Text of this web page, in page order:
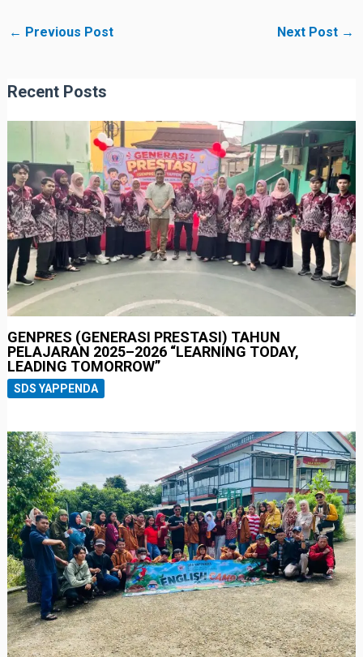
← Previous Post Next Post →
Recent Posts
GENPRES (GENERASI PRESTASI) TAHUN
PELAJARAN 2025–2026 “LEARNING TODAY,
LEADING TOMORROW”
SDS YAPPENDA